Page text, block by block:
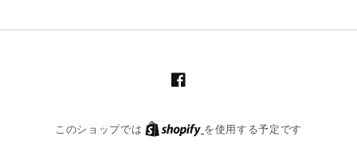
Facebook
このショップでは を使用する予定です